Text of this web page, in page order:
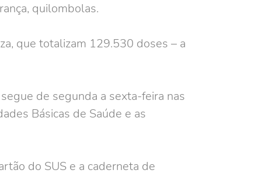
quilombolas.
que totalizam 129.530 doses – a
de segunda a sexta-feira nas
Básicas de Saúde e as
do SUS e a caderneta de